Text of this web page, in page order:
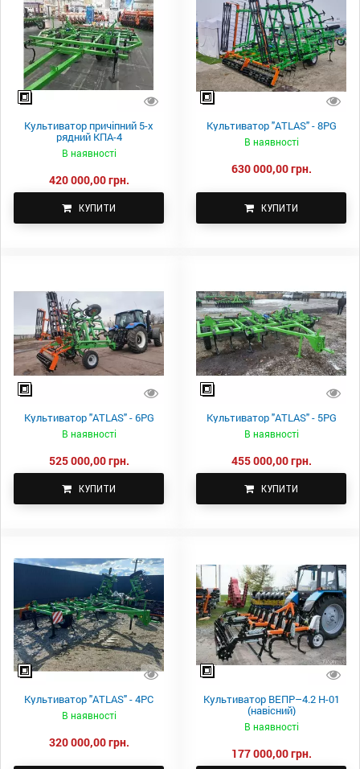
Культиватор причіпний 5-х
рядний КПА-4
В наявності
420 000,00 грн.
КУПИТИ
Культиватор "ATLAS" - 8PG
В наявності
630 000,00 грн.
КУПИТИ
Культиватор "ATLAS" - 6PG
В наявності
525 000,00 грн.
КУПИТИ
Культиватор "ATLAS" - 5PG
В наявності
455 000,00 грн.
КУПИТИ
Культиватор "ATLAS" - 4PC
В наявності
320 000,00 грн.
Культиватор ВЕПР–4.2 Н-01
(навісний)
В наявності
177 000,00 грн.